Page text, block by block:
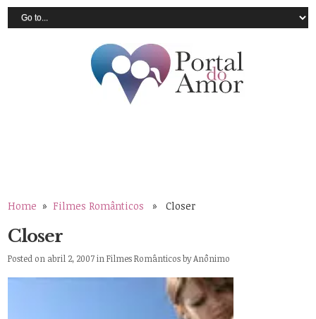
Home » Filmes Românticos » Closer
Closer
Posted on abril 2, 2007 inFilmes RomânticosbyAnônimo